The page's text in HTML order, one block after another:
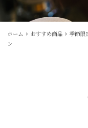
ホーム おすすめ商品
季節限
ン